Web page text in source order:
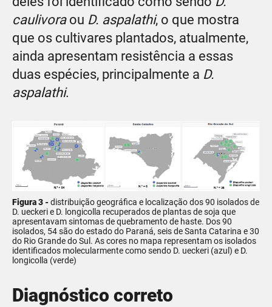
caulivoraou D. aspalathi, o que mostra
que os cultivares plantados, atualmente,
ainda apresentam resistência a essas
duas espécies, principalmente a D.
aspalathi.
Figura 3 -distribuição geográfica e localização dos 90 isolados de
D. ueckeri e D. longicolla recuperados de plantas de soja que
apresentavam sintomas de quebramento de haste. Dos 90
isolados, 54 são do estado do Paraná, seis de Santa Catarina e 30
do Rio Grande do Sul. As cores no mapa representam os isolados
identificados molecularmente como sendo D. ueckeri (azul) e D.
longicolla (verde)
Diagnóstico correto